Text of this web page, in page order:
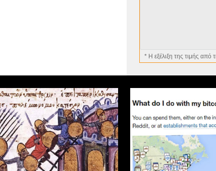
* H εξέλιξη της τιμής από